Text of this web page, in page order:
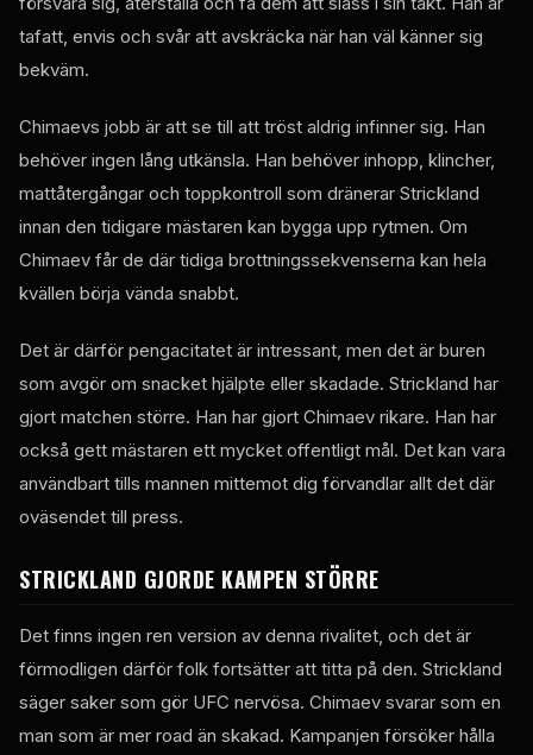
tafatt, envis och svår att avskräcka när han väl känner sig
bekväm.
Chimaevs jobb är att se till att tröst aldrig infinner sig. Han
behöver ingen lång utkänsla. Han behöver inhopp, klincher,
mattåtergångar och toppkontroll som dränerar Strickland
innan den tidigare mästaren kan bygga upp rytmen. Om
Chimaev får de där tidiga brottningssekvenserna kan hela
kvällen börja vända snabbt.
Det är därför pengacitatet är intressant, men det är buren
som avgör om snacket hjälpte eller skadade. Strickland har
gjort matchen större. Han har gjort Chimaev rikare. Han har
också gett mästaren ett mycket offentligt mål. Det kan vara
användbart tills mannen mittemot dig förvandlar allt det där
oväsendet till press.
STRICKLAND GJORDE KAMPEN STÖRRE
Det finns ingen ren version av denna rivalitet, och det är
förmodligen därför folk fortsätter att titta på den. Strickland
säger saker som gör UFC nervösa. Chimaev svarar som en
man som är mer road än skakad. Kampanjen försöker hålla